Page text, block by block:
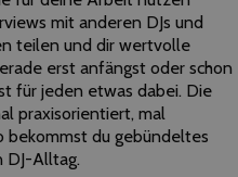
mit anderen DJs und
teilen und dir wertvolle
erst anfängst oder schon
für jeden etwas dabei. Die
praxisorientiert, mal
bekommst du gebündeltes
DJ-Alltag.